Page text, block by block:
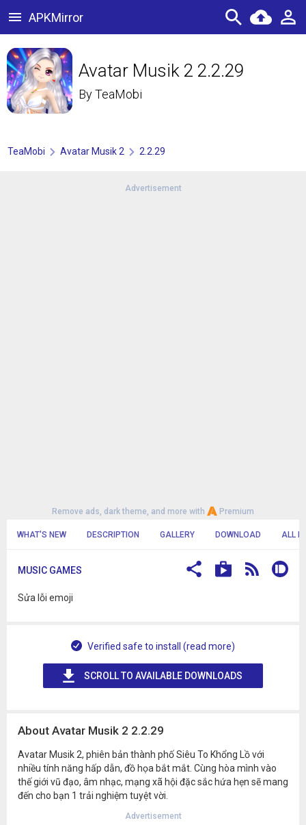
APKMirror
Avatar Musik 2 2.2.29
ByTeaMobi
TeaMobi Avatar Musik 2 2.2.29
Advertisement
Remove ads, dark theme, and more with Premium
WHAT'S NEW DESCRIPTION GALLERY DOWNLOAD ALL
MUSIC GAMES
Sửa lỗi emoji
Verified safe to install (read more)
SCROLL TO AVAILABLE DOWNLOADS
About Avatar Musik 2 2.2.29
Avatar Musik 2, phiên bản thành phố Siêu To Khổng Lồ với
nhiều tính năng hấp dẫn, đồ họa bắt mắt. Cùng hòa mình vào
thế giới vũ đạo, âm nhạc, mạng xã hội đặc sắc hứa hẹn sẽ mang
đến cho bạn 1 trải nghiệm tuyệt vời.
Advertisement